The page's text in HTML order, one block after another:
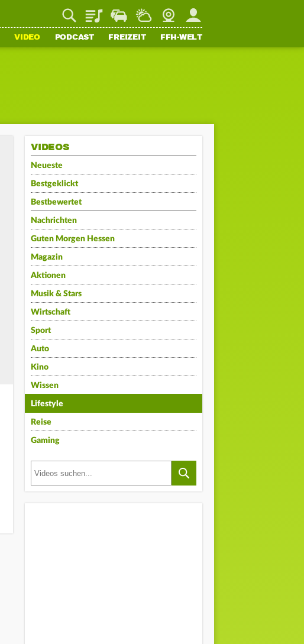
PlaylistStaupilotWetterWebcamMein FFH
VIDEO PODCAST FREIZEIT FFH-WELT
VIDEOS
Neueste
Bestgeklickt
Bestbewertet
Nachrichten
Guten Morgen Hessen
Magazin
Aktionen
Musik & Stars
Wirtschaft
Sport
Auto
Kino
Wissen
Lifestyle
Reise
Gaming